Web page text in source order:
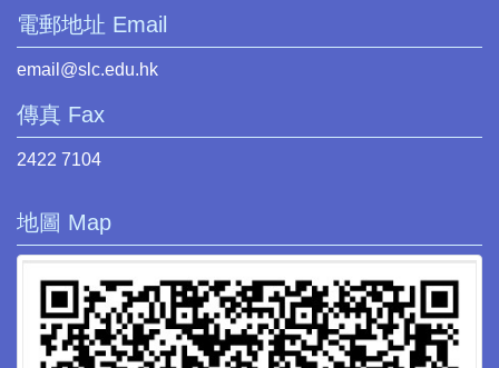
電郵地址 Email
email@slc.edu.hk
傳真 Fax
2422 7104
地圖 Map